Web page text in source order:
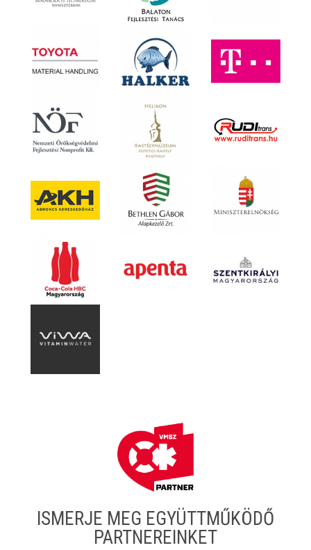
ISMERJE MEG EGYÜTTMŰKÖDŐ
PARTNEREINKET